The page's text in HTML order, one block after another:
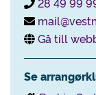
Gå till
Se